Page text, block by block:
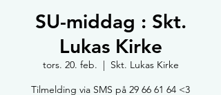
SU-middag : Skt.
Lukas Kirke
tors. 20. feb.
  |
Skt. Lukas Kirke
Tilmelding via SMS på 29 66 61 64 <3